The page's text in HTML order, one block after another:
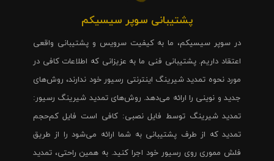
پشتیبانی سوپر سیسیکم
در سوپر سیسیکم، ما به کیفیت سرویس و پشتیبانی واقعی
اعتقاد داریم. پشتیبانی فنی ما به عزیزانی که اطلاعات کافی در
مورد نحوه تمدید شیرینگ اینترنتی رسیور خود ندارند، روش‌های
جدید و نوینی را ارائه می‌دهد. روش‌های تمدید شیرینگ رسیور:
تمدید شیرینگ توسط فایل نصبی: کافی است فایل کم‌حجم
تمدید که از طرف پشتیبانی به شما ارائه می‌شود را از طریق
فلش مموری روی رسیور خود اجرا کنید. به همین راحتی، تمدید